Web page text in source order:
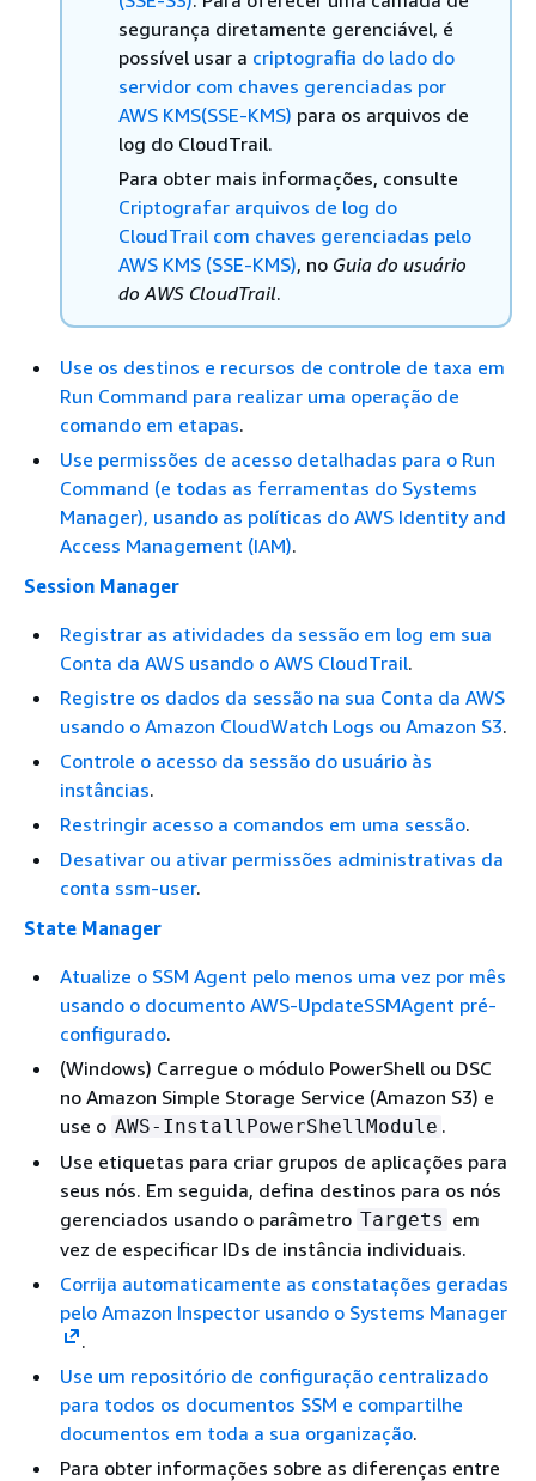
segurança diretamente gerenciável, é
possível usar a criptografia do lado do
servidor com chaves gerenciadas por
AWS KMS(SSE-KMS) para os arquivos de
log do CloudTrail.
Para obter mais informações, consulte
Criptografar arquivos de log do
CloudTrail com chaves gerenciadas pelo
AWS KMS (SSE-KMS), no Guia do usuário
do AWS CloudTrail.
Use os destinos e recursos de controle de taxa em
Run Command para realizar uma operação de
comando em etapas.
Use permissões de acesso detalhadas para o Run
Command (e todas as ferramentas do Systems
Manager), usando as políticas do AWS Identity and
Access Management (IAM).
Session Manager
Registrar as atividades da sessão em log em sua
Conta da AWS usando o AWS CloudTrail.
Registre os dados da sessão na sua Conta da AWS
usando o Amazon CloudWatch Logs ou Amazon S3.
Controle o acesso da sessão do usuário às
instâncias.
Restringir acesso a comandos em uma sessão.
Desativar ou ativar permissões administrativas da
conta ssm-user.
State Manager
Atualize o SSM Agent pelo menos uma vez por mês
usando o documento AWS-UpdateSSMAgent pré-
configurado.
(Windows) Carregue o módulo PowerShell ou DSC
no Amazon Simple Storage Service (Amazon S3) e
use o AWS-InstallPowerShellModule .
Use etiquetas para criar grupos de aplicações para
seus nós. Em seguida, defina destinos para os nós
gerenciados usando o parâmetro Targets em
vez de especificar IDs de instância individuais.
Corrija automaticamente as constatações geradas
pelo Amazon Inspector usando o Systems Manager
.
Use um repositório de configuração centralizado
para todos os documentos SSM e compartilhe
documentos em toda a sua organização.
Para obter informações sobre as diferenças entre